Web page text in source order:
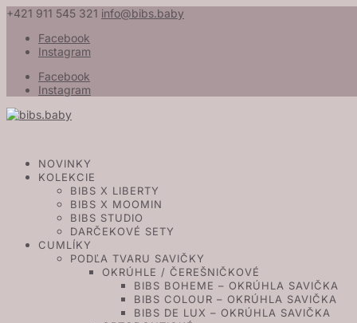
+421 911 545 321 info@bibs.baby
Facebook
Instagram
Facebook
Instagram
NOVINKY
KOLEKCIE
BIBS X LIBERTY
BIBS X MOOMIN
BIBS STUDIO
DARČEKOVÉ SETY
CUMLÍKY
PODĽA TVARU SAVIČKY
OKRÚHLE / ČEREŠNIČKOVÉ
BIBS BOHEME – OKRÚHLA SAVIČKA
BIBS COLOUR – OKRÚHLA SAVIČKA
BIBS DE LUX – OKRÚHLA SAVIČKA